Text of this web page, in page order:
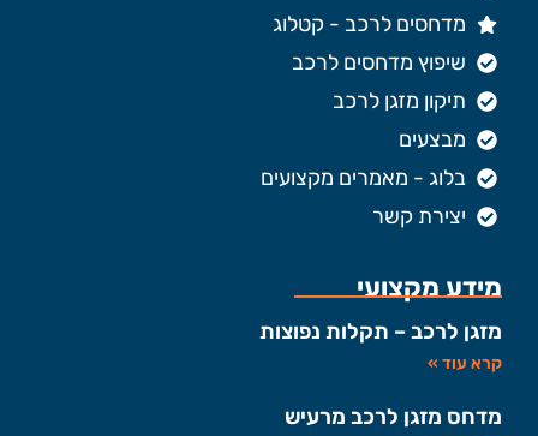
מדחסים לרכב - קטלוג
שיפוץ מדחסים לרכב
תיקון מזגן לרכב
מבצעים
בלוג - מאמרים מקצועים
יצירת קשר
מידע מקצועי
מזגן לרכב – תקלות נפוצות
קרא עוד »
מדחס מזגן לרכב מרעיש